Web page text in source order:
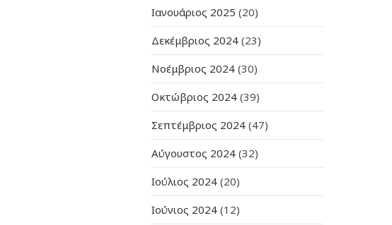
Ιανουάριος 2025 (20)
Δεκέμβριος 2024 (23)
Νοέμβριος 2024 (30)
Οκτώβριος 2024 (39)
Σεπτέμβριος 2024 (47)
Αύγουστος 2024 (32)
Ιούλιος 2024 (20)
Ιούνιος 2024 (12)